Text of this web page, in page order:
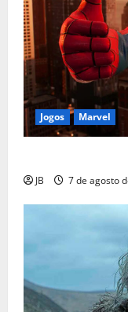
Jogos Marvel
JB 7 de agosto